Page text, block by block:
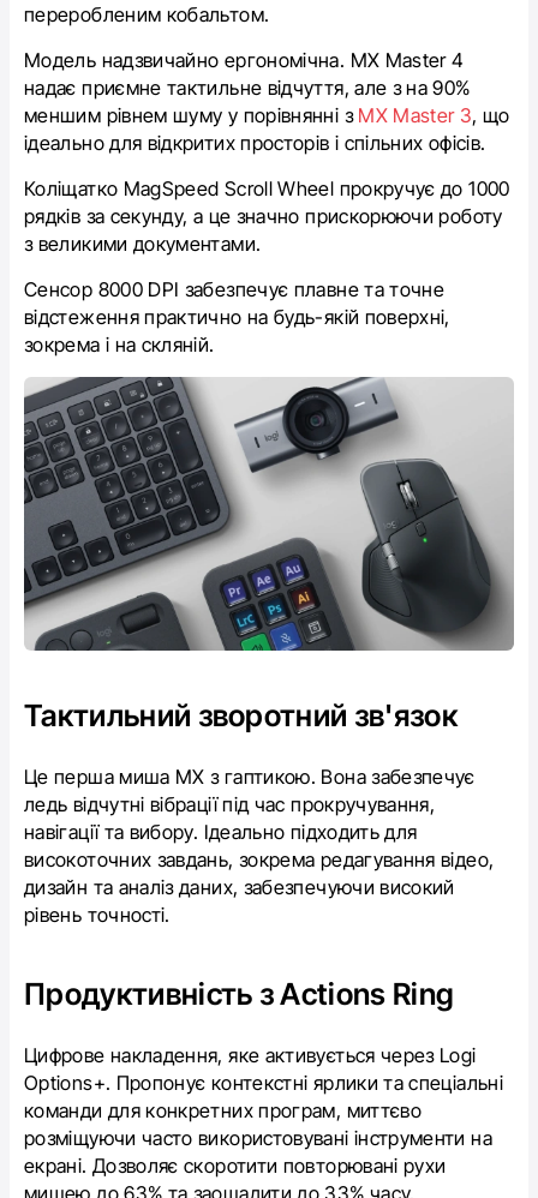
переробленим кобальтом.
Модель надзвичайно ергономічна. MX Master 4
надає приємне тактильне відчуття, але з на 90%
меншим рівнем шуму у порівнянні з MX Master 3, що
ідеально для відкритих просторів і спільних офісів.
Коліщатко MagSpeed Scroll Wheel прокручує до 1000
рядків за секунду, а це значно прискорюючи роботу
з великими документами.
Сенсор 8000 DPI забезпечує плавне та точне
відстеження практично на будь-якій поверхні,
зокрема і на скляній.
Тактильний зворотний зв'язок
Це перша миша MX з гаптикою. Вона забезпечує
ледь відчутні вібрації під час прокручування,
навігації та вибору. Ідеально підходить для
високоточних завдань, зокрема редагування відео,
дизайн та аналіз даних, забезпечуючи високий
рівень точності.
Продуктивність з Actions Ring
Цифрове накладення, яке активується через Logi
Options+. Пропонує контекстні ярлики та спеціальні
команди для конкретних програм, миттєво
розміщуючи часто використовувані інструменти на
екрані. Дозволяє скоротити повторювані рухи